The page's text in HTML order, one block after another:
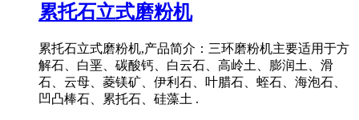
累托石立式磨粉机
累托石立式磨粉机,产品简介：三环磨粉机主要适用于方
解石、白垩、碳酸钙、白云石、高岭土、膨润土、滑
石、云母、菱镁矿、伊利石、叶腊石、蛭石、海泡石、
凹凸棒石、累托石、硅藻土 .